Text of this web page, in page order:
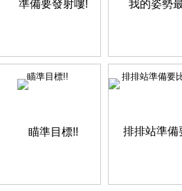
瞄準目標!! 排排站準備要